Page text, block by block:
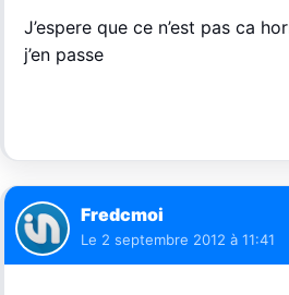
J’espere que ce n’est pas ca
j’en passe
Fredcmoi
Le 2 septembre 2012 à 11:41